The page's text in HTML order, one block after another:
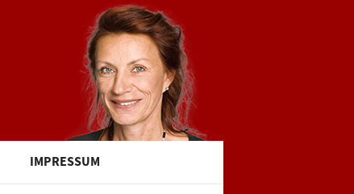
IMPRESSUM